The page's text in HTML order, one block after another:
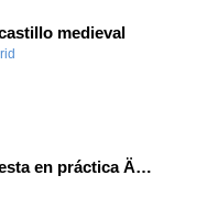
medieval
Dossier teoría y puesta en práctica Äprendizaje Basado en Juegos en Educación Infantil y Primaria